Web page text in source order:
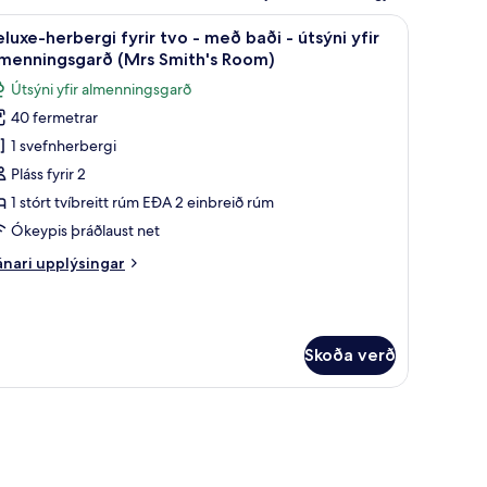
baði - útsýni yfir almenningsgarð (Mrs Clay's Room)
Deluxe-herbergi fyrir tvo - með baði -
3
herbergi fyrir tvo - með baði - útsýni yfir
(Mrs Smith's Room)
Útsýni yfir almenningsgarð
40 fermetrar
1 svefnherbergi
Pláss fyrir 2
1 stórt tvíbreitt rúm EÐA 2 einbreið rúm
Ókeypis þráðlaust net
upplýsingar
Skoða verð